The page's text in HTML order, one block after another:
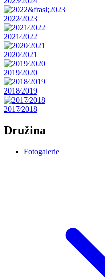
2022⁄2023
2021⁄2022
2020⁄2021
2019⁄2020
2018⁄2019
2017⁄2018
Družina
Fotogalerie